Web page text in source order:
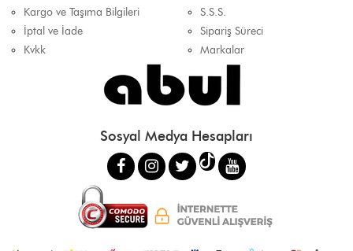
Kargo ve Taşıma Bilgileri
İptal ve İade
Kvkk
S.S.S.
Sipariş Süreci
Markalar
Sosyal Medya Hesapları